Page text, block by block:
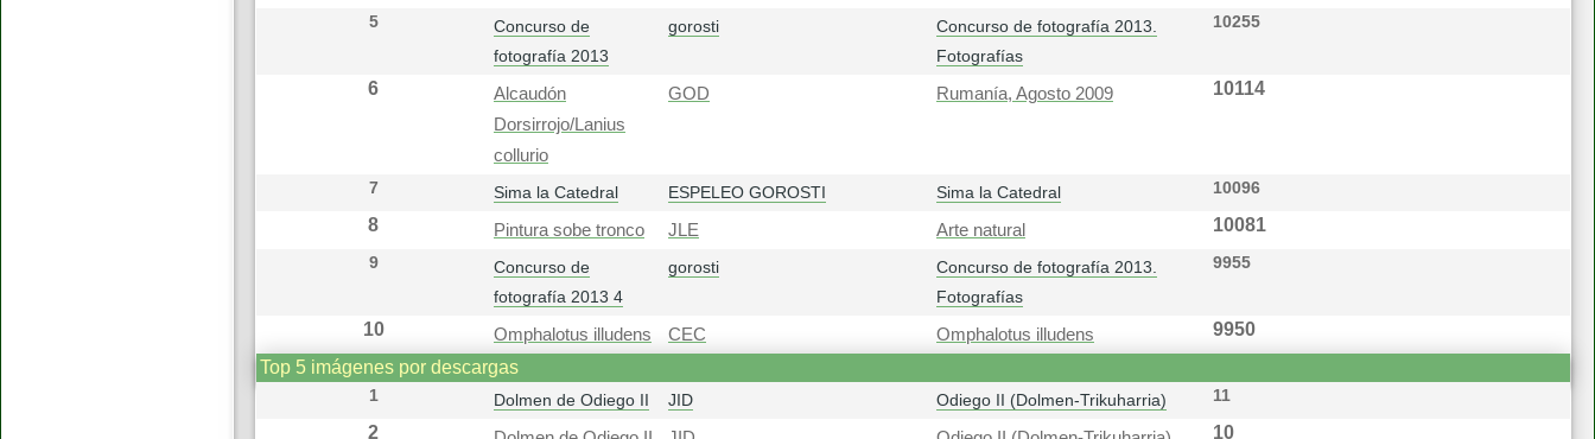
5
Concurso de
fotografía 2013
gorosti
Concurso de fotografía 2013.
Fotografías
10255
6
Alcaudón
Dorsirrojo/Lanius
collurio
GOD Rumanía, Agosto 2009 10114
7 Sima la Catedral ESPELEO GOROSTI Sima la Catedral 10096
8 Pintura sobe tronco JLE Arte natural 10081
9
Concurso de
fotografía 2013 4
gorosti
Concurso de fotografía 2013.
Fotografías
9955
10 Omphalotus illudens CEC Omphalotus illudens
9950
Top 5 imágenes por descargas
1 Dolmen de Odiego II JID Odiego II (Dolmen-Trikuharria) 11
2 10